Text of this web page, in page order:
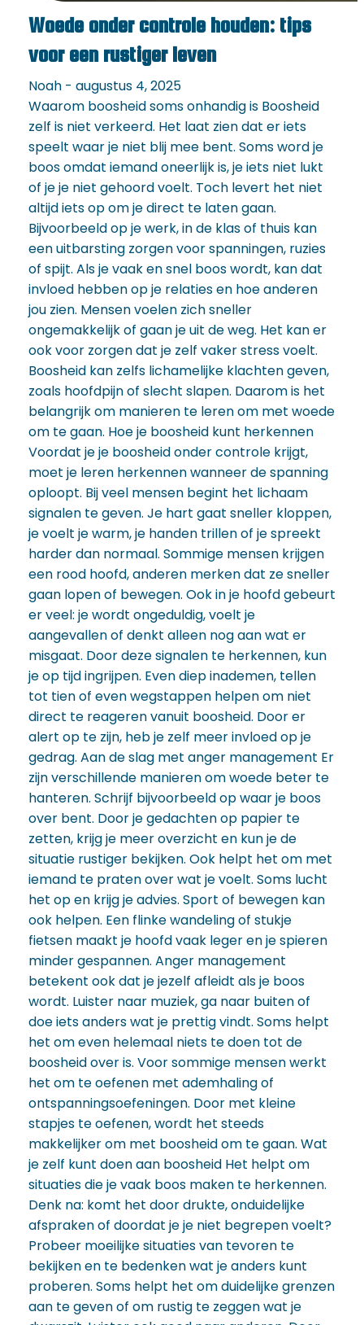
Woede onder controle houden: tips
voor een rustiger leven
Noah - augustus 4, 2025
Waarom boosheid soms onhandig is Boosheid
zelf is niet verkeerd. Het laat zien dat er iets
speelt waar je niet blij mee bent. Soms word je
boos omdat iemand oneerlijk is, je iets niet lukt
of je je niet gehoord voelt. Toch levert het niet
altijd iets op om je direct te laten gaan.
Bijvoorbeeld op je werk, in de klas of thuis kan
een uitbarsting zorgen voor spanningen, ruzies
of spijt. Als je vaak en snel boos wordt, kan dat
invloed hebben op je relaties en hoe anderen
jou zien. Mensen voelen zich sneller
ongemakkelijk of gaan je uit de weg. Het kan er
ook voor zorgen dat je zelf vaker stress voelt.
Boosheid kan zelfs lichamelijke klachten geven,
zoals hoofdpijn of slecht slapen. Daarom is het
belangrijk om manieren te leren om met woede
om te gaan. Hoe je boosheid kunt herkennen
Voordat je je boosheid onder controle krijgt,
moet je leren herkennen wanneer de spanning
oploopt. Bij veel mensen begint het lichaam
signalen te geven. Je hart gaat sneller kloppen,
je voelt je warm, je handen trillen of je spreekt
harder dan normaal. Sommige mensen krijgen
een rood hoofd, anderen merken dat ze sneller
gaan lopen of bewegen. Ook in je hoofd gebeurt
er veel: je wordt ongeduldig, voelt je
aangevallen of denkt alleen nog aan wat er
misgaat. Door deze signalen te herkennen, kun
je op tijd ingrijpen. Even diep inademen, tellen
tot tien of even wegstappen helpen om niet
direct te reageren vanuit boosheid. Door er
alert op te zijn, heb je zelf meer invloed op je
gedrag. Aan de slag met anger management Er
zijn verschillende manieren om woede beter te
hanteren. Schrijf bijvoorbeeld op waar je boos
over bent. Door je gedachten op papier te
zetten, krijg je meer overzicht en kun je de
situatie rustiger bekijken. Ook helpt het om met
iemand te praten over wat je voelt. Soms lucht
het op en krijg je advies. Sport of bewegen kan
ook helpen. Een flinke wandeling of stukje
fietsen maakt je hoofd vaak leger en je spieren
minder gespannen. Anger management
betekent ook dat je jezelf afleidt als je boos
wordt. Luister naar muziek, ga naar buiten of
doe iets anders wat je prettig vindt. Soms helpt
het om even helemaal niets te doen tot de
boosheid over is. Voor sommige mensen werkt
het om te oefenen met ademhaling of
ontspanningsoefeningen. Door met kleine
stapjes te oefenen, wordt het steeds
makkelijker om met boosheid om te gaan. Wat
je zelf kunt doen aan boosheid Het helpt om
situaties die je vaak boos maken te herkennen.
Denk na: komt het door drukte, onduidelijke
afspraken of doordat je je niet begrepen voelt?
Probeer moeilijke situaties van tevoren te
bekijken en te bedenken wat je anders kunt
proberen. Soms helpt het om duidelijke grenzen
aan te geven of om rustig te zeggen wat je